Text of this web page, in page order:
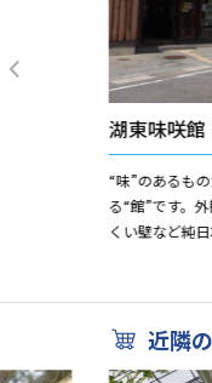
湖東味咲館
“味”のあるも
る“館”です。
くい壁など純
近隣